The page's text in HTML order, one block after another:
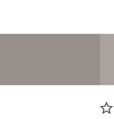
star_border